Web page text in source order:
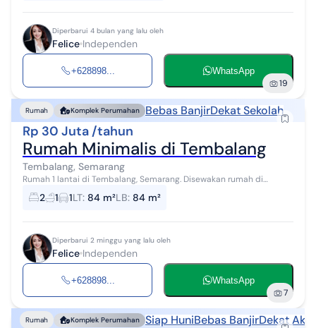
Diperbarui 4 bulan yang lalu oleh
Felice Independen
+628898... WhatsApp
19
Rumah Komplek Perumahan Bebas BanjirDekat Sekolah
Rp 30 Juta /tahun
Rumah Minimalis di Tembalang
Tembalang, Semarang
Rumah 1 lantai di Tembalang, Semarang. Disewakan rumah di
wilayah yang asri dengan pemandangan Lokasi Pinggiran Kota.
Properti 1 lantai bergaya mi...
2 1 1LT: 84 m²LB: 84 m²
Diperbarui 2 minggu yang lalu oleh
Felice Independen
+628898... WhatsApp
7
Rumah Komplek Perumahan Siap HuniBebas BanjirDekat